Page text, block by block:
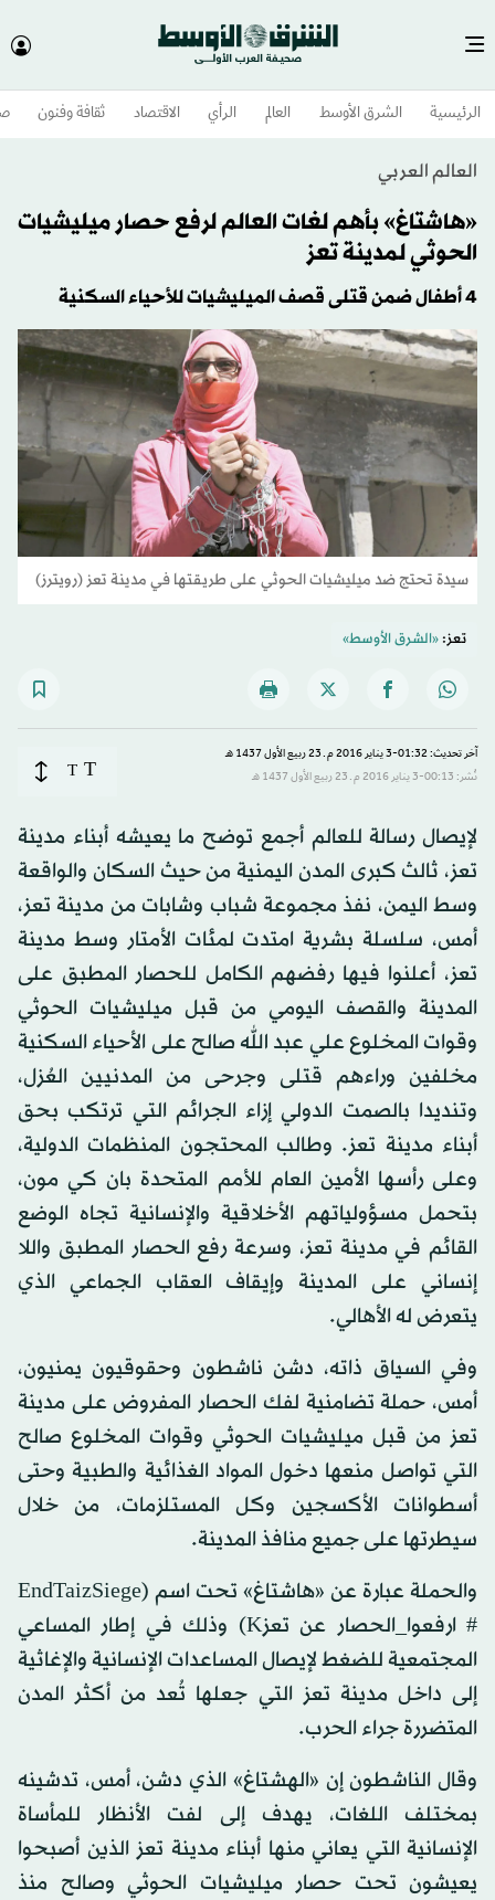
الرئيسية الشرق الأوسط​ العالم الرأي الاقتصاد ثقافة وفنون
العالم العربي
«هاشتاغ» بأهم لغات العالم لرفع حصار ميليشيات
الحوثي لمدينة تعز
4 أطفال ضمن قتلى قصف الميليشيات للأحياء السكنية
سيدة تحتج ضد ميليشيات الحوثي على طريقتها في مدينة تعز (رويترز)
تعز:«الشرق الأوسط»
آخر تحديث: 01:32-3 يناير 2016 م ـ 23 ربيع الأول 1437 هـ
نُشر: 00:13-3 يناير 2016 م ـ 23 ربيع الأول 1437 هـ
T
T
لإيصال رسالة للعالم أجمع توضح ما يعيشه أبناء مدينة
تعز، ثالث كبرى المدن اليمنية من حيث السكان والواقعة
وسط اليمن، نفذ مجموعة شباب وشابات من مدينة تعز،
أمس، سلسلة بشرية امتدت لمئات الأمتار وسط مدينة
تعز، أعلنوا فيها رفضهم الكامل للحصار المطبق على
المدينة والقصف اليومي من قبل ميليشيات الحوثي
وقوات المخلوع علي عبد الله صالح على الأحياء السكنية
مخلفين وراءهم قتلى وجرحى من المدنيين العُزل،
وتنديدا بالصمت الدولي إزاء الجرائم التي ترتكب بحق
أبناء مدينة تعز. وطالب المحتجون المنظمات الدولية،
وعلى رأسها الأمين العام للأمم المتحدة بان كي مون،
بتحمل مسؤولياتهم الأخلاقية والإنسانية تجاه الوضع
القائم في مدينة تعز، وسرعة رفع الحصار المطبق واللا
إنساني على المدينة وإيقاف العقاب الجماعي الذي
يتعرض له الأهالي.
وفي السياق ذاته، دشن ناشطون وحقوقيون يمنيون،
أمس، حملة تضامنية لفك الحصار المفروض على مدينة
تعز من قبل ميليشيات الحوثي وقوات المخلوع صالح
التي تواصل منعها دخول المواد الغذائية والطبية وحتى
أسطوانات الأكسجين وكل المستلزمات، من خلال
سيطرتها على جميع منافذ المدينة.
والحملة عبارة عن «هاشتاغ» تحت اسم (EndTaizSiege
# ارفعوا_الحصار عن تعزK) وذلك في إطار المساعي
المجتمعية للضغط لإيصال المساعدات الإنسانية والإغاثية
إلى داخل مدينة تعز التي جعلها تُعد من أكثر المدن
المتضررة جراء الحرب.
وقال الناشطون إن «الهشتاغ» الذي دشن، أمس، تدشينه
بمختلف اللغات، يهدف إلى لفت الأنظار للمأساة
الإنسانية التي يعاني منها أبناء مدينة تعز الذين أصبحوا
يعيشون تحت حصار ميليشيات الحوثي وصالح منذ